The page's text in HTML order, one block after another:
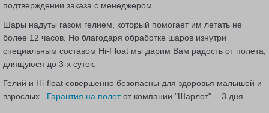
подтверждении заказа с менеджером.
Шары надуты газом гелием, который помогает им летать не
более 12 часов. Но благодаря обработке шаров изнутри
специальным составом Hi-Float мы дарим Вам радость от полета,
длящуюся до 3-х суток.
Гелий и Hi-float совершенно безопасны для здоровья малышей и
взрослых. Гарантия на полетот компании "Шарлот" - 3 дня.